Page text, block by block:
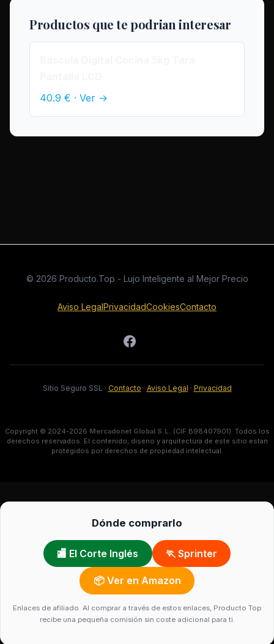
Productos que te podrian interesar
40.9 € · Ver →
© 2026 Producto.Top - Lujo Inteligente al Mejor Precio
Aviso LegalPrivacidadCookiesContacto
Sitio Seguro SSL · Contacto · Aviso Legal · Privacidad
Copyright © 2024-2026 Mercadonet Global S.L. (CIF B98407901). Todos los
derechos reservados. El contenido, diseno y arquitectura de este sitio estan
protegidos por derechos de propiedad intelectual.
Dónde comprarlo
🏬 El Corte Inglés 🏃 Sprinter
📦 Ver en Amazon
Enlaces de afiliado. Al comprar a través de estos enlaces, Producto Top
recibe una pequeña comisión sin coste adicional para ti.